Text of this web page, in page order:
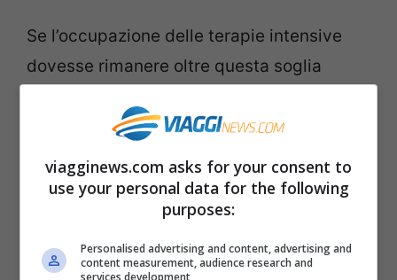
Se l’occupazione delle terapie intensive
dovesse rimanere oltre questa soglia
probabile che le Marche passeranno in
zona gialla.
I parametri decisivi
Oltre all’occupazione delle terapie
viagginews.com asks for your consent to
use your personal data for the following
purposes:
Personalised advertising and content, advertising and
content measurement, audience research and
services development